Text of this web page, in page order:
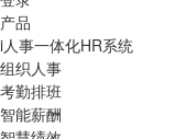
产品
i人事一体化HR系统
组织人事
考勤排班
智能薪酬